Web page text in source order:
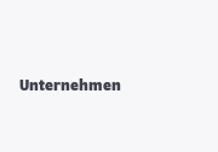
Unternehmen